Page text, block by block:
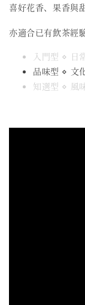
喜好花香、果香與
亦適合已有飲茶經
入門型 ⋄ 日
品味型 ⋄ 文
知選型 ⋄ 風